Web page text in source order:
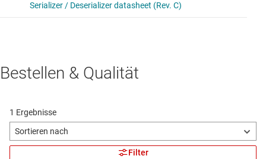
Bestellen & Qualität